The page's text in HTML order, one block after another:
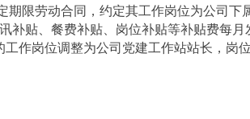
期限劳动合同，约定其工作岗位为公司下
补贴、餐费补贴、岗位补贴等补贴费每月
作岗位调整为公司党建工作站站长，岗